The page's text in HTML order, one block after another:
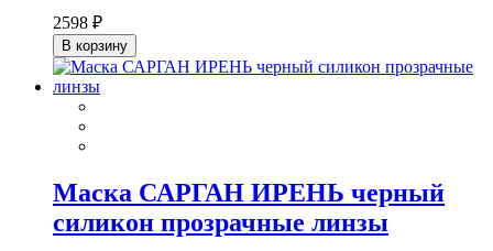
2598 ₽
В корзину
Маска САРГАН ИРЕНЬ черный
силикон прозрачные линзы